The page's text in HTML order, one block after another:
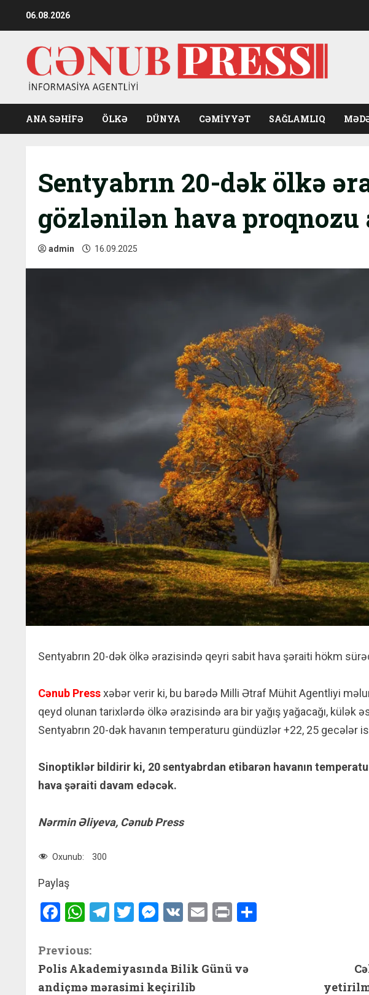
06.08.2026
ANA SƏHİFƏ ÖLKƏ DÜNYA CƏMIYYƏT SAĞLAMLIQ
Sentyabrın 20-dək ölkə
gözlənilən hava proqnozu
admin 16.09.2025
Sentyabrın 20-dək ölkə ərazisində qeyri sabit hava şəraiti hökm
Cənub Pressxəbər verir ki, bu barədə Milli Ətraf Mühit Agentliyi
qeyd olunan tarixlərdə ölkə ərazisində ara bir yağış yağacağı, külək
Sentyabrın 20-dək havanın temperaturu gündüzlər +22, 25 gecələr
Sinoptiklər bildirir ki, 20 sentyabrdan etibarən havanın
hava şəraiti davam edəcək.
Nərmin Əliyeva, Cənub Press
Oxunub: 300
Paylaş
Facebook
WhatsApp
Telegram
Twitter
Messenger
VK Email
Print
C
o
Previous:
Polis Akademiyasında Bilik Günü və
andiçmə mərasimi keçirilib